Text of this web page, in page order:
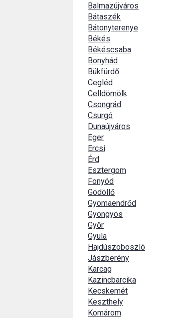
Balmazújváros
Bátaszék
Bátonyterenye
Békés
Békéscsaba
Bonyhád
Bükfürdő
Cegléd
Celldömölk
Csongrád
Csurgó
Dunaújváros
Eger
Ercsi
Érd
Esztergom
Fonyód
Gödöllő
Gyomaendrőd
Gyöngyös
Győr
Gyula
Hajdúszoboszló
Jászberény
Karcag
Kazincbarcika
Kecskemét
Keszthely
Komárom